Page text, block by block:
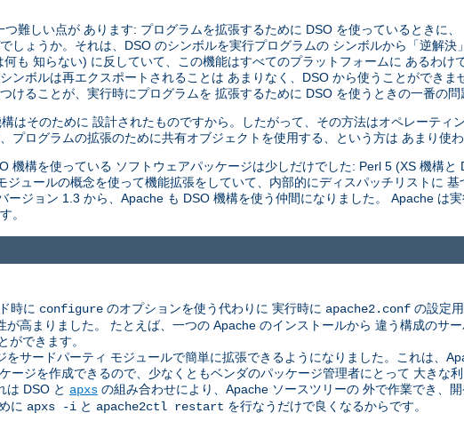
難しい点が あります: プログラムを拡張するために DSO を使っているときに
しょうか。それは、DSO のシンボルを実行プログラムの シンボルから「逆解決
も 知らない) に反していて、この機能はすべてのプラットフォームに あるわけ
ンボルは再エクスポートされることは あまりなく、DSO から使うことができま
けることが、実行時にプログラムを 拡張するために DSO を使うときの一番の問
はそのために 設計されたものですから。したがって、その方法はオペレーティ
プログラムの拡張のために共有オブジェクトを使用する、という方は あまり使わ
機構を使っている ソフトウェアパッケージは少しだけでした: Perl 5 (XS 機構と
ジュールの概念を使って機能拡張をしていて、内部的にディスパッチリストに
ジョン 1.3 から、Apache も DSO 機構を使う仲間になりました。 Apache は
。
時に configure のオプションを使う代わりに 実行時に apache2.conf の設定
高まりました。 たとえば、一つの Apache のインストールから 違う構成のサ
ができます。
サードパーティ モジュールで簡単に拡張できるようになりました。これは、
ージを作成できるので、少なくともベンダのパッケージ管理者にとって 大きな利
は DSO と apxs の組み合わせにより、Apache ソースツリーの 外で作業でき、
に apxs -i と apache2ctl restart を行なうだけで良くなるからです。